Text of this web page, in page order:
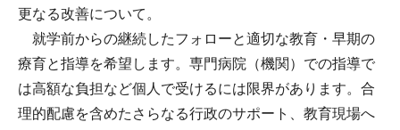
更なる改善について。
就学前からの継続したフォローと適切な教育・早期の
療育と指導を希望します。専門病院（機関）での指導で
は高額な負担など個人で受けるには限界があります。合
理的配慮を含めたさらなる行政のサポート、教育現場へ